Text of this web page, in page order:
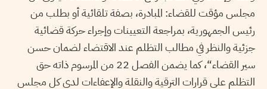
مجلس مؤقت للقضاء: المبادرة، بصفة تلقائية أو بطلب من
رئيس الجمهورية، بمراجعة التعيينات وإجراء حركة قضائية
جزئية والنظر في مطالب التظلم عند الاقتضاء لضمان حسن
سير القضاء“، كما يضمن الفصل 22 من المرسوم ذاته حق
التظلم على قرارات الترقية والنقلة والإعفاءات لدى كل مجلس